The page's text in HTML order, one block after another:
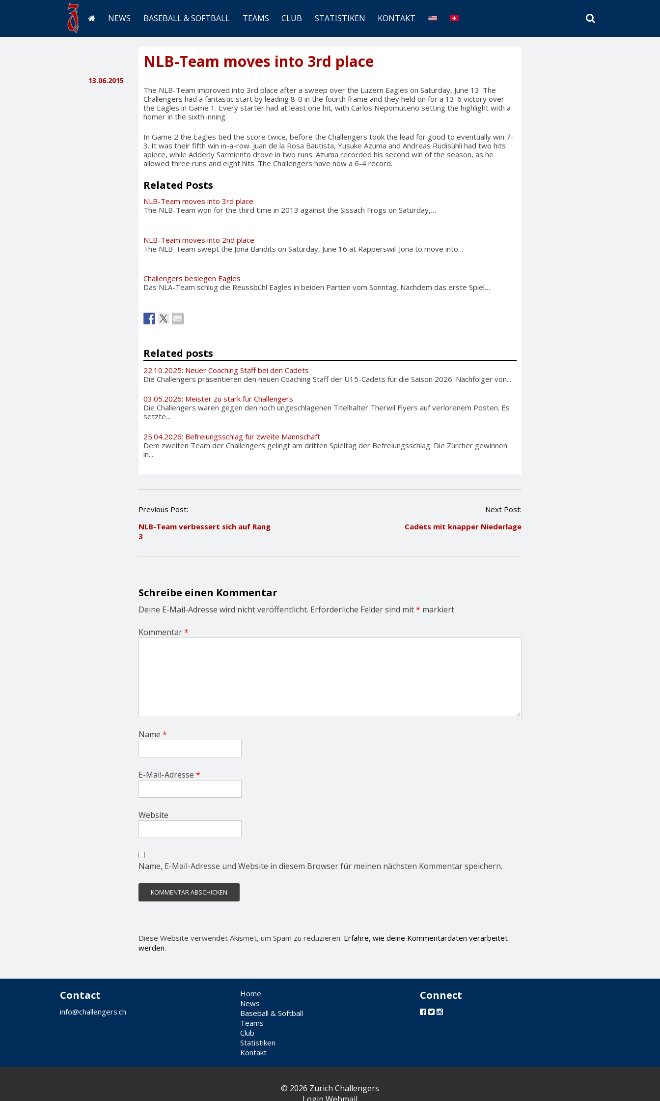
NEWS BASEBALL & SOFTBALL TEAMS CLUB STATISTIKEN KONTAKT
SEARCH
NLB-Team moves into 3rd place
13.06.2015
The NLB-Team improved into 3rd place after a sweep over the Luzern Eagles on Saturday, June 13. The
Challengers had a fantastic start by leading 8-0 in the fourth frame and they held on for a 13-6 victory over
the Eagles in Game 1. Every starter had at least one hit, with Carlos Nepomuceno setting the highlight with a
homer in the sixth inning.
In Game 2 the Eagles tied the score twice, before the Challengers took the lead for good to eventually win 7-
3. It was their fifth win in-a-row. Juan de la Rosa Bautista, Yusuke Azuma and Andreas Rüdisühli had two hits
apiece, while Adderly Sarmiento drove in two runs. Azuma recorded his second win of the season, as he
allowed three runs and eight hits. The Challengers have now a 6-4 record.
Related Posts
NLB-Team moves into 3rd place
The NLB-Team won for the third time in 2013 against the Sissach Frogs on Saturday,…
NLB-Team moves into 2nd place
The NLB-Team swept the Jona Bandits on Saturday, June 16 at Rapperswil-Jona to move into…
Challengers besiegen Eagles
Das NLA-Team schlug die Reussbühl Eagles in beiden Partien vom Sonntag. Nachdem das erste Spiel…
Related posts
22.10.2025: Neuer Coaching Staff bei den Cadets
Die Challengers präsentieren den neuen Coaching Staff der U15-Cadets für die Saison 2026. Nachfolger von...
03.05.2026: Meister zu stark für Challengers
Die Challengers waren gegen den noch ungeschlagenen Titelhalter Therwil Flyers auf verlorenem Posten. Es
setzte...
25.04.2026: Befreiungsschlag für zweite Mannschaft
Dem zweiten Team der Challengers gelingt am dritten Spieltag der Befreiungsschlag. Die Zürcher gewinnen
in...
P
s
t
a
g
a
t
o
n
Previous Post:
NLB-Team verbessert sich auf Rang
3
Next Post:
Cadets mit knapper Niederlage
Schreibe einen Kommentar
Deine E-Mail-Adresse wird nicht veröffentlicht. Erforderliche Felder sind mit* markiert
Kommentar*
Name *
E-Mail-Adresse *
Website
Name, E-Mail-Adresse und Website in diesem Browser für meinen nächsten Kommentar speichern.
Diese Website verwendet Akismet, um Spam zu reduzieren. Erfahre, wie deine Kommentardaten verarbeitet
werden.
Contact
info@challengers.ch
Home
News
Baseball & Softball
Teams
Club
Statistiken
Kontakt
Connect
© 2026 Zurich Challengers
Login Webmail